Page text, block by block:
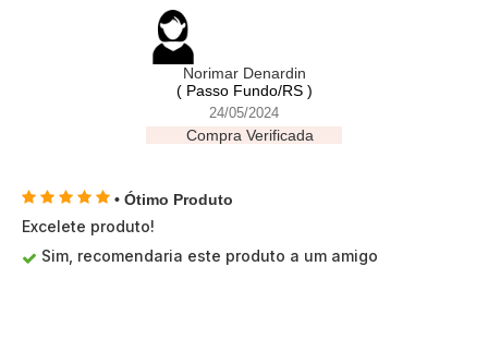
Norimar Denardin
( Passo Fundo/RS )
24/05/2024
Compra Verificada
• Ótimo Produto
Excelete produto!
Sim, recomendaria este produto a um amigo